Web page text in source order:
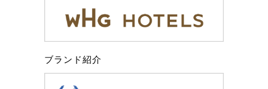
ブランド紹介